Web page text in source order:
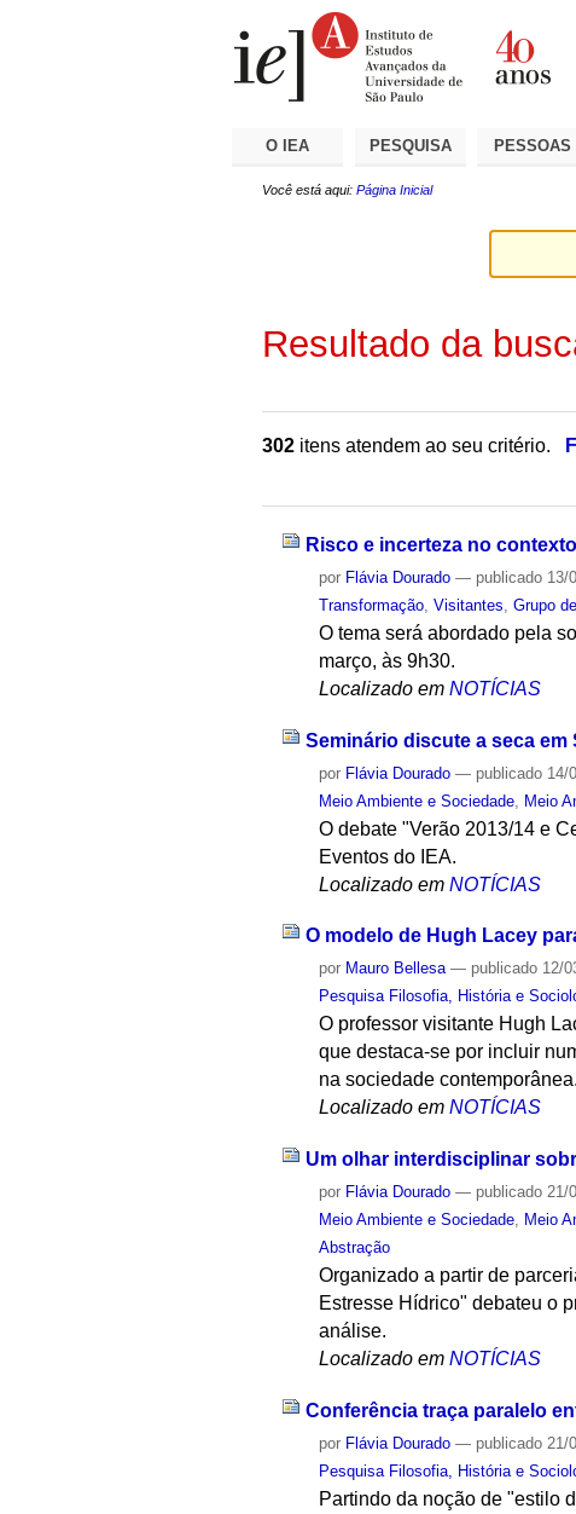
O IEA PESQUISA PESSOAS
Você está aqui: Página Inicial
Resultado da
302 itens atendem ao seu critério.
Risco e incerteza no
por Flávia Dourado — publicado 13/
Transformação ,Visitantes ,Grupo
O tema será abordado pela
março, às 9h30.
Localizado em NOTÍCIAS
Seminário discute a seca em
por Flávia Dourado — publicado 14/
Meio Ambiente e Sociedade Meio
O debate "Verão 2013/14 e
Eventos do IEA.
Localizado em NOTÍCIAS
O modelo de Hugh Lacey
por Mauro Bellesa — publicado 12/
Pesquisa Filosofia, História e
O professor visitante Hugh
que destaca-se por incluir
na sociedade contemporânea.
Localizado em NOTÍCIAS
Um olhar interdisciplinar
por Flávia Dourado — publicado 21/
Meio Ambiente e Sociedade, Meio
Abstração
Organizado a partir de
Estresse Hídrico" debateu o
análise.
Localizado em NOTÍCIAS
Conferência traça paralelo
por Flávia Dourado — publicado 21/
Pesquisa Filosofia, História e
Partindo da noção de "estilo